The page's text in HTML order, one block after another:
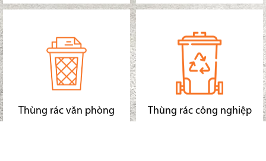
Thùng rác văn phòng Thùng rác công nghiệp